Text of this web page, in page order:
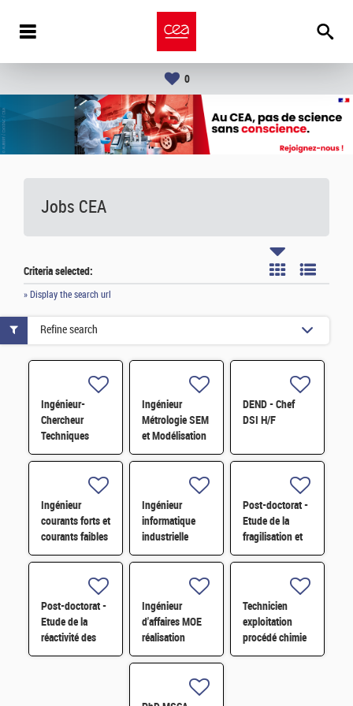
0
Jobs CEA
Criteria selected:
» Display the search url
Ingénieur-
Chercheur
Techniques
Numériques et
Lithographie
H/F
Ingénieur
Métrologie SEM
et Modélisation
de la
DEND - Chef
DSI H/F
Ingénieur
courants forts et
courants faibles
H/F
Ingénieur
informatique
industrielle
Alignement du
Post-doctorat -
Etude de la
fragilisation et
de la fatigue
inoxydables H/F
Post-doctorat -
Etude de la
réactivité des
oxydes de
Ingénieur
d'affaires MOE
réalisation
d'installation
Technicien
exploitation
procédé chimie
H/F
Refine search